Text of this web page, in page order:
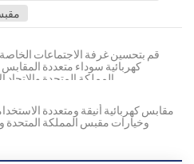
قم بتحسين غرفة الاجتماعات
كهربائية سوداء متعددة
المملكة المتحدة والاتحاد
مقابس كهربائية أنيقة ومتعددة
وخيارات مقبس المملكة المتحدة